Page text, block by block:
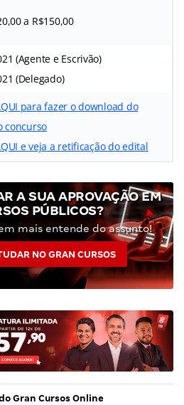
a R$150,00
(Agente e Escrivão)
(Delegado)
para fazer o download do
concurso
e veja a retificação do edital
A SUA APROVAÇÃO EM
PÚBLICOS?
mais entende do assunto!
NO GRAN CURSOS
Gran Cursos Online